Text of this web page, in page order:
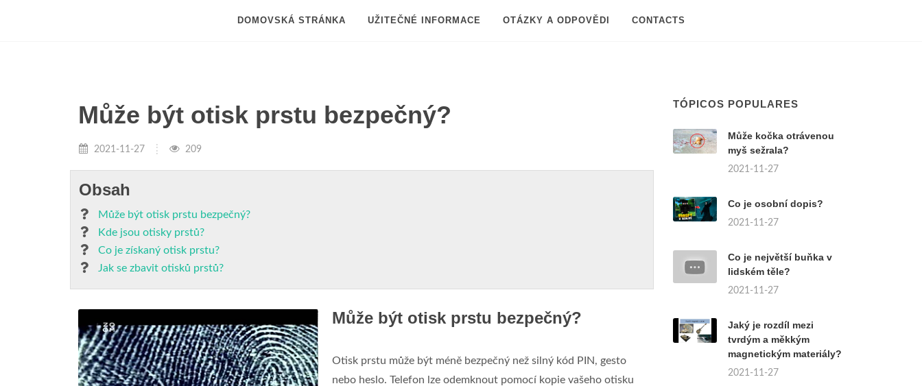
DOMOVSKÁ STRÁNKA UŽITEČNÉ INFORMACE OTÁZKY A ODPOVĚDI CONTACTS
Může být otisk prstu bezpečný?
2021-11-27 209
Obsah
Může být otisk prstu bezpečný?
Kde jsou otisky prstů?
Co je získaný otisk prstu?
Jak se zbavit otisků prstů?
Může být otisk prstu bezpečný?
Otisk prstu může být méně bezpečný než silný kód PIN, gesto
nebo heslo. Telefon lze odemknout pomocí kopie vašeho otisku
TÓPICOS POPULARES
Může kočka otrávenou
myš sežrala?
2021-11-27
Co je osobní dopis?
2021-11-27
Co je největší buňka v
lidském těle?
2021-11-27
Jaký je rozdíl mezi
tvrdým a měkkým
magnetickým materiály?
2021-11-27